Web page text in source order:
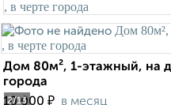
2/13
Дом 80м², 1-этажный, на
города
10 000 ₽ в месяц